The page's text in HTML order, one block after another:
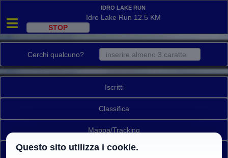
Idro Lake Run
Idro Lake Run 12.5 KM
Cerchi qualcuno?
Iscritti
Classifica
Mappa/Tracking
Ritirati
Questo sito utilizza i cookie.